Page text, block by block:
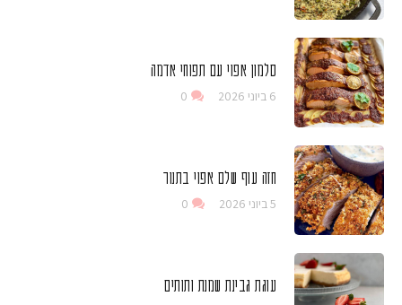
סלמון אפוי עם תפוחי אדמה
6 ביוני 2026 0
חזה עוף שלם אפוי בתנור
5 ביוני 2026 0
עוגת גבינת שמנת ותותים